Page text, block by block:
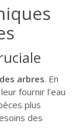
arbres. En
fournir l’eau
plus
des